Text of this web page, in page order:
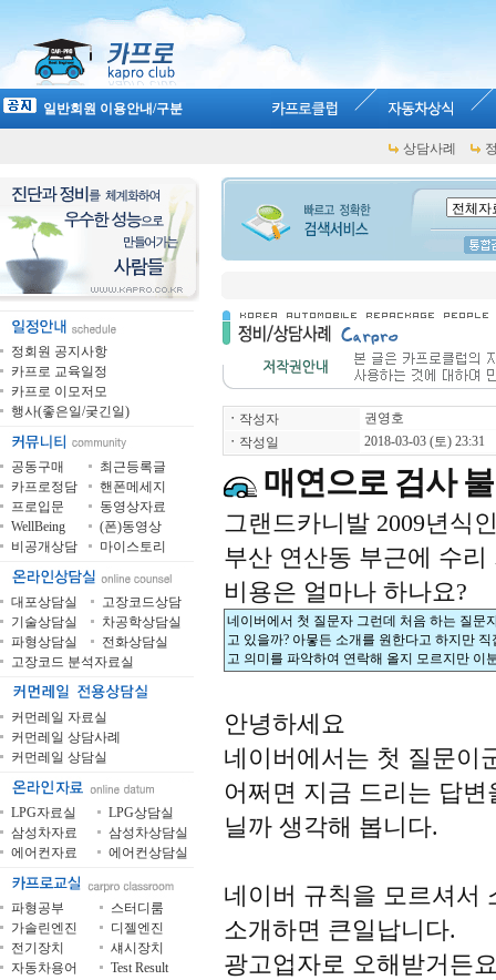
일반회원 이용안내/구분
상담사례
정회원 공지사항
카프로 교육일정
카프로 이모저모
행사(좋은일/궂긴일)
공동구매
최근등록글
카프로정담
핸폰메세지
프로입문
동영상자료
WellBeing
(폰)동영상
비공개상담
마이스토리
대포상담실
고장코드상담
기술상담실
차공학상담실
파형상담실
전화상담실
고장코드 분석자료실
커먼레일 자료실
커먼레일 상담사례
커먼레일 상담실
LPG자료실
LPG상담실
삼성차자료
삼성차상담실
에어컨자료
에어컨상담실
파형공부
스터디룸
가솔린엔진
디젤엔진
전기장치
섀시장치
자동차용어
Test Result
ㆍ 작성자
권영호
ㆍ 작성일 2018-03-03 (토) 23:31
매연으로 검사
그랜드카니발 2009년식
부산 연산동 부근에 수
비용은 얼마나 하나요?
네이버에서 첫 질문자 그런데 처음 하는 질문
고 있을까? 아뭏든 소개를 원한다고 하지만
고 의미를 파악하여 연락해 올지 모르지만 이
안녕하세요
네이버에서는 첫 질문이
어쩌면 지금 드리는 답
닐까 생각해 봅니다.
네이버 규칙을 모르셔서
소개하면 큰일납니다.
광고업자로 오해받거든